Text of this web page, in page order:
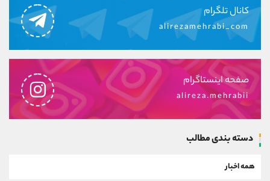
کانال تلگرام
alirezamehrabi_com
صفحه اینستاگرام
alireza.mehrabii
دسته بندی مطالب
همه اخبار